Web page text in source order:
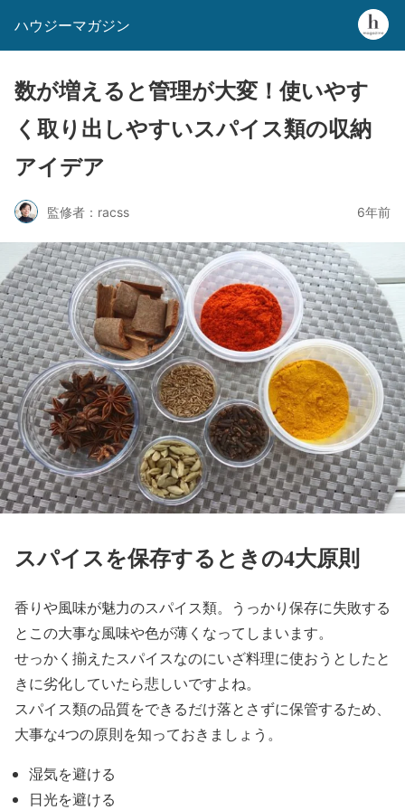
ハウジーマガジン
数が増えると管理が大変！使いやす
く取り出しやすいスパイス類の収納
アイデア
監修者：racss 6年前
スパイスを保存するときの4大原則
香りや風味が魅力のスパイス類。うっかり保存に失敗する
とこの大事な風味や色が薄くなってしまいます。
せっかく揃えたスパイスなのにいざ料理に使おうとしたと
きに劣化していたら悲しいですよね。
スパイス類の品質をできるだけ落とさずに保管するため、
大事な4つの原則を知っておきましょう。
湿気を避ける
日光を避ける